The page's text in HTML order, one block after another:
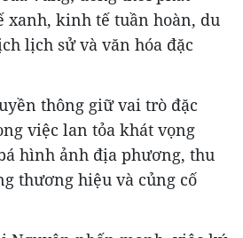
kinh tế tuần hoàn, du
lịch sử và văn hóa đặc
thông giữ vai trò đặc
việc lan tỏa khát vọng
hình ảnh địa phương, thu
thương hiệu và củng cố